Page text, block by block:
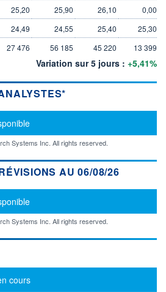
25,20 25,90 26,10
0,00
24,49 24,55 25,40
25,30
27 476 56 185 45 220 13 399
Variation sur 5 jours : +5,41%
Systems Inc. All rights reserved.
AU 06/08/26
Systems Inc. All rights reserved.
cours